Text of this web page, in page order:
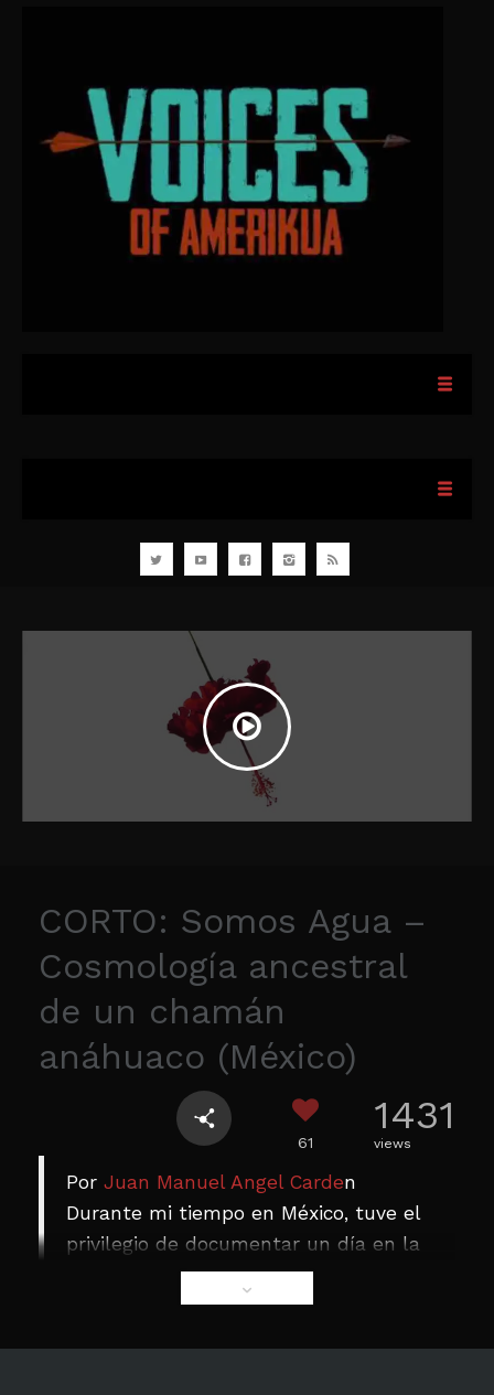
CORTO: Somos Agua –
Cosmología ancestral
de un chamán
anáhuaco (México)
61
1431
views
Por Juan Manuel Angel Carden
Durante mi tiempo en México, tuve el
privilegio de documentar un día en la
vida de mi amigo con quien comparto
el mismo nombre, Juan Manuel.